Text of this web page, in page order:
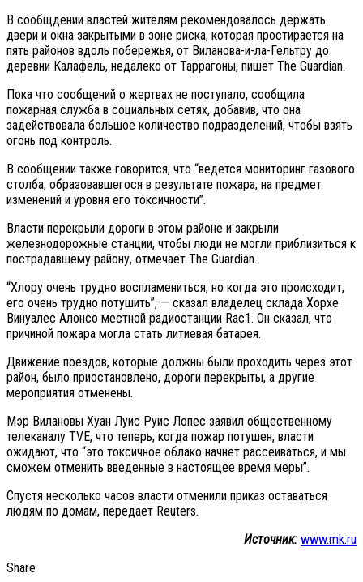
В сообщдении властей жителям рекомендовалось держать
двери и окна закрытыми в зоне риска, которая простирается на
пять районов вдоль побережья, от Виланова-и-ла-Гельтру до
деревни Калафель, недалеко от Таррагоны, пишет The Guardian.
Пока что сообщений о жертвах не поступало, сообщила
пожарная служба в социальных сетях, добавив, что она
задействовала большое количество подразделений, чтобы взять
огонь под контроль.
В сообщении также говорится, что “ведется мониторинг газового
столба, образовавшегося в результате пожара, на предмет
изменений и уровня его токсичности”.
Власти перекрыли дороги в этом районе и закрыли
железнодорожные станции, чтобы люди не могли приблизиться к
пострадавшему району, отмечает The Guardian.
“Хлору очень трудно воспламениться, но когда это происходит,
его очень трудно потушить”, — сказал владелец склада Хорхе
Винуалес Алонсо местной радиостанции Rac1. Он сказал, что
причиной пожара могла стать литиевая батарея.
Движение поездов, которые должны были проходить через этот
район, было приостановлено, дороги перекрыты, а другие
мероприятия отменены.
Мэр Вилановы Хуан Луис Руис Лопес заявил общественному
телеканалу TVE, что теперь, когда пожар потушен, власти
ожидают, что “это токсичное облако начнет рассеиваться, и мы
сможем отменить введенные в настоящее время меры”.
Спустя несколько часов власти отменили приказ оставаться
людям по домам, передает Reuters.
Источник: www.mk.ru
Share